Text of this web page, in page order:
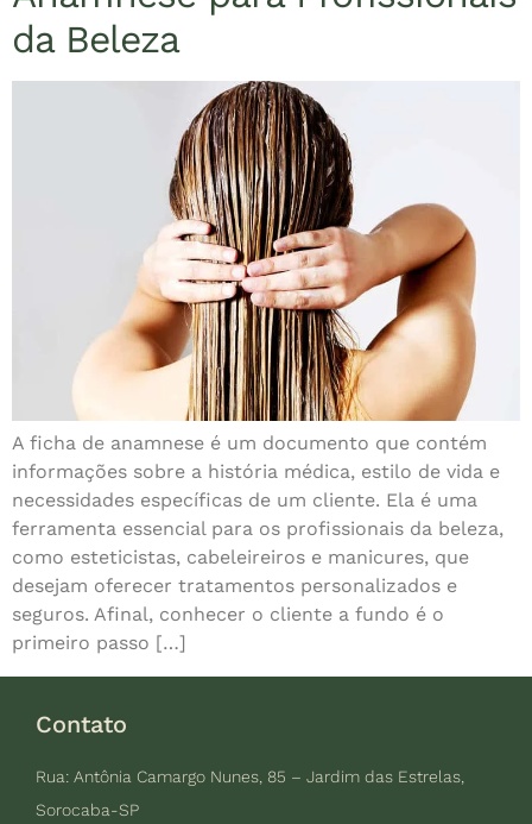
da Beleza
A ficha de anamnese é um documento que contém
informações sobre a história médica, estilo de vida e
necessidades específicas de um cliente. Ela é uma
ferramenta essencial para os profissionais da beleza,
como esteticistas, cabeleireiros e manicures, que
desejam oferecer tratamentos personalizados e
seguros. Afinal, conhecer o cliente a fundo é o
primeiro passo […]
Contato
Rua: Antônia Camargo Nunes, 85 – Jardim das Estrelas,
Sorocaba-SP